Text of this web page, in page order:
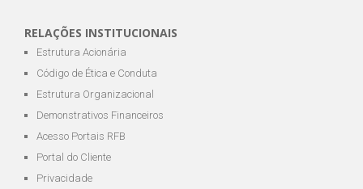
RELAÇÕES INSTITUCIONAIS
Estrutura Acionária
Código de Ética e Conduta
Estrutura Organizacional
Demonstrativos Financeiros
Acesso Portais RFB
Portal do Cliente
Privacidade